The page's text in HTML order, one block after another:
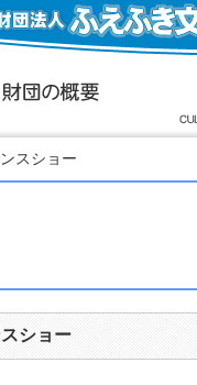
スショー
ショー